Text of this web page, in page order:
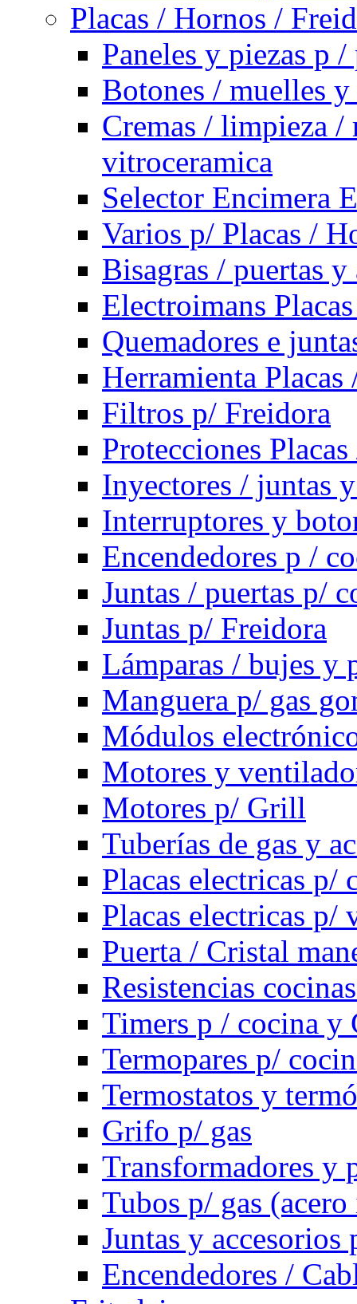
Placas / Hornos /
Paneles y piezas p
Botones / muelles
Cremas / limpieza /
vitroceramica
Selector Encimera
Varios p/ Placas /
Bisagras / puertas y
Electroimans
Quemadores e
Herramienta
Filtros p/ Freidora
Protecciones
Inyectores / juntas
Interruptores y
Encendedores p /
Juntas / puertas p/
Juntas p/ Freidora
Lámparas / bujes y
Manguera p/ gas
Módulos
Motores y
Motores p/ Grill
Tuberías de gas y
Placas electricas p/
Placas electricas p/
Puerta / Cristal
Resistencias
Timers p / cocina y
Termopares p/
Termostatos y
Grifo p/ gas
Transformadores y
Tubos p/ gas
Juntas y accesorios
Encendedores /